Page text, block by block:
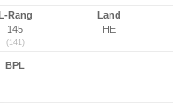
L-Rang
145
(141)
Land
HE
BPL